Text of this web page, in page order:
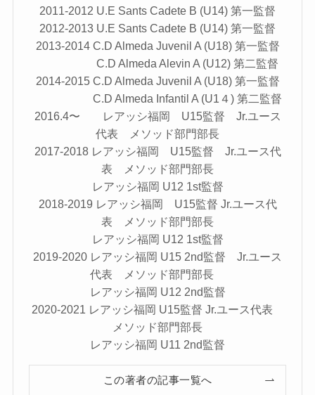
2011-2012 U.E Sants Cadete B (U14) 第一監督
2012-2013 U.E Sants Cadete B (U14) 第一監督
2013-2014 C.D Almeda Juvenil A (U18) 第一監督
C.D Almeda Alevin A (U12) 第二監督
2014-2015 C.D Almeda Juvenil A (U18) 第一監督
C.D Almeda Infantil A (U1４) 第二監督
2016.4〜 レアッシ福岡 U15監督 Jr.ユース
代表 メソッド部門部長
2017-2018 レアッシ福岡 U15監督 Jr.ユース代
表 メソッド部門部長
レアッシ福岡 U12 1st監督
2018-2019 レアッシ福岡 U15監督 Jr.ユース代
表 メソッド部門部長
レアッシ福岡 U12 1st監督
2019-2020 レアッシ福岡 U15 2nd監督 Jr.ユース
代表 メソッド部門部長
レアッシ福岡 U12 2nd監督
2020-2021 レアッシ福岡 U15監督 Jr.ユース代表
メソッド部門部長
レアッシ福岡 U11 2nd監督
この著者の記事一覧へ